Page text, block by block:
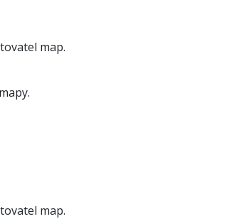
map.
map.